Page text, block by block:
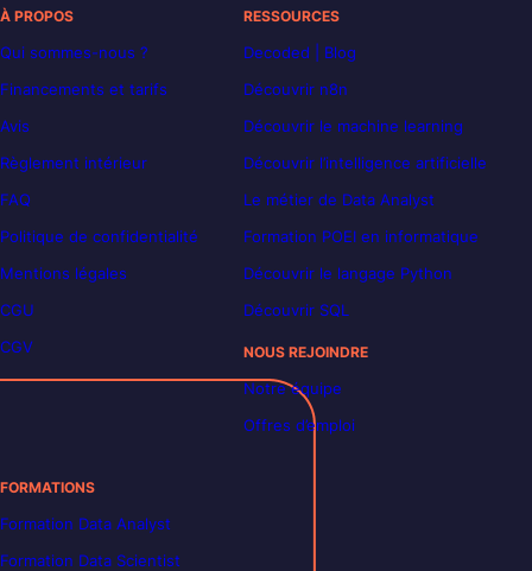
À PROPOS
Qui sommes-nous ?
Financements et tarifs
Avis
Règlement intérieur
FAQ
Politique de confidentialité
Mentions légales
CGU
CGV
RESSOURCES
Decoded | Blog
Découvrir n8n
Découvrir le machine learning
Découvrir l’intelligence artificielle
Le métier de Data Analyst
Formation POEI en informatique
Découvrir le langage Python
Découvrir SQL
NOUS REJOINDRE
Notre équipe
Offres d’emploi
FORMATIONS
Formation Data Analyst
Formation Data Scientist